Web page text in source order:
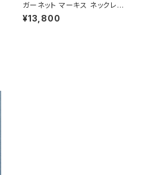
ガーネット マーキス ネックレス
シルバー925 1月誕生石 メンズ
ユニセックス
¥13,800